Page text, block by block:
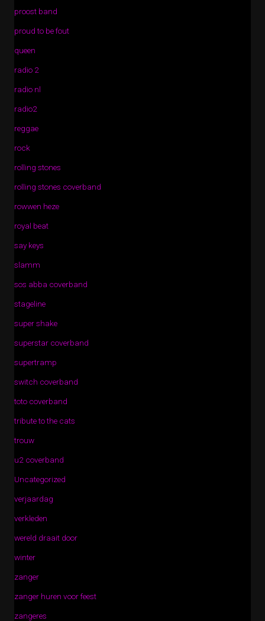
proost band
proud to be fout
queen
radio 2
radio nl
radio2
reggae
rock
rolling stones
rolling stones coverband
rowwen heze
royal beat
say keys
slamm
sos abba coverband
stageline
super shake
superstar coverband
supertramp
switch coverband
toto coverband
tribute to the cats
trouw
u2 coverband
Uncategorized
verjaardag
verkleden
wereld draait door
winter
zanger
zanger huren voor feest
zangeres